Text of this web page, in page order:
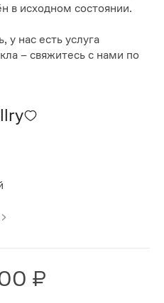
в исходном состоянии.
у нас есть услуга
– свяжитесь с нами по
₽